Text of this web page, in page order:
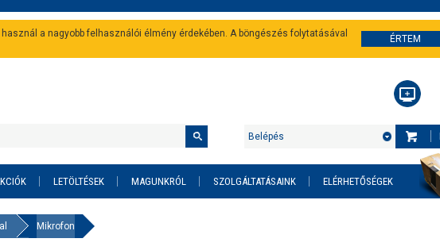
a nagyobb felhasználói élmény érdekében. A böngészés folytatásával
ÉRTEM
Belépés
LETÖLTÉSEK MAGUNKRÓL SZOLGÁLTATÁSAINK ELÉRHETŐSÉGEK
Mikrofon